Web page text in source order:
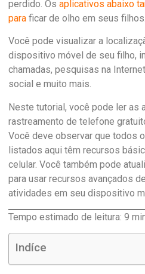
perdido. Os aplicativos abaixo
para ficar de olho em seus filhos.
Você pode visualizar a
dispositivo móvel de seu filho,
chamadas, pesquisas na
social e muito mais.
Neste tutorial, você pode ler as
rastreamento de telefone
Você deve observar que todos
listados aqui têm recursos
celular. Você também pode
para usar recursos avançados
atividades em seu dispositivo
Tempo estimado de leitura: 9
Indíce